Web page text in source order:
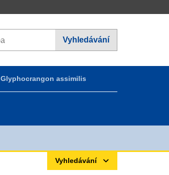
Vyhledávání
Glyphocrangon assimilis
Vyhledávání